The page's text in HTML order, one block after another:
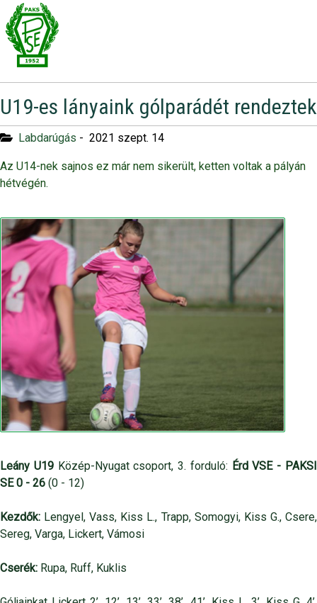
U19-es lányaink gólparádét rendeztek
Labdarúgás - 2021 szept. 14
Az U14-nek sajnos ez már nem sikerült, ketten voltak a pályán
hétvégén.
Leány U19Közép-Nyugat csoport, 3. forduló: Érd VSE - PAKSI
SE 0 - 26 (0 - 12)
Kezdők: Lengyel, Vass, Kiss L., Trapp, Somogyi, Kiss G., Csere,
Sereg, Varga, Lickert, Vámosi
Cserék: Rupa, Ruff, Kuklis